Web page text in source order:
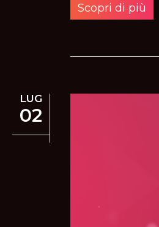
Scopri di più
LUG
02